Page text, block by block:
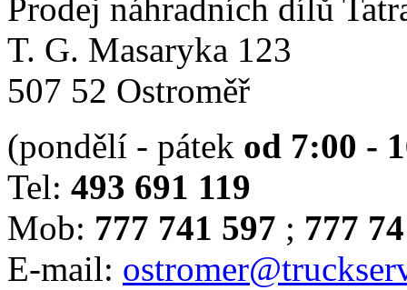
Prodej náhradních dílů
T. G. Masaryka 123
507 52 Ostroměř
(pondělí - pátek od 7:00 -
Tel: 493 691 119
Mob: 777 741 597 ; 777
E-mail: